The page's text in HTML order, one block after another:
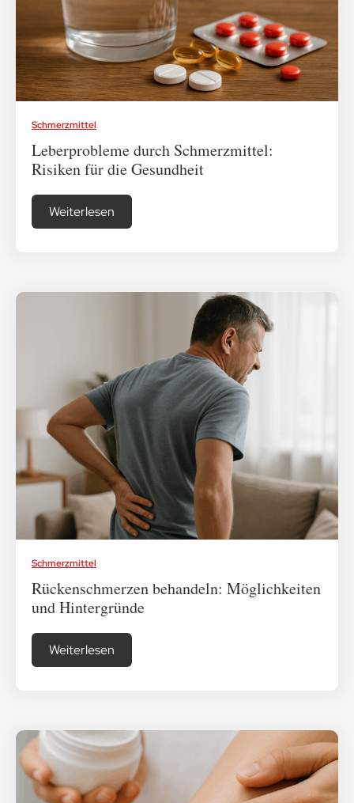
Medikamenten-Tipps
Ratgeber & Lebenshilfe
Schmerzmittel
Leberprobleme durch Schmerzmittel:
Risiken für die Gesundheit
Weiterlesen
Schmerzmittel
Rückenschmerzen behandeln: Möglichkeiten
und Hintergründe
Weiterlesen